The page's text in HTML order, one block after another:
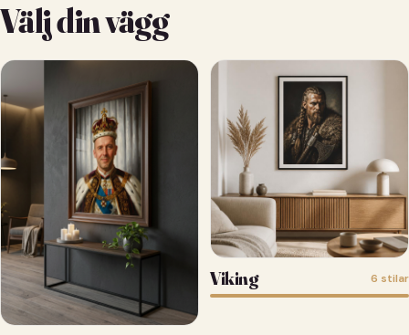
Välj din vägg
Viking 6 stilar